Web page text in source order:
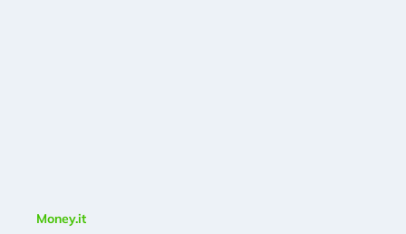
Money.it